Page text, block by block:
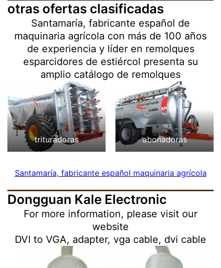
otras ofertas clasificadas
Santamaría, fabricante español de
maquinaria agrícola con más de 100 años
de experiencia y líder en remolques
esparcidores de estiércol presenta su
amplio catálogo de remolques
trituradoras abonadoras
Santamaría, fabricante español maquinaria agrícola
Dongguan Kale Electronic
For more information, please visit our
website
DVI to VGA, adapter, vga cable, dvi cable